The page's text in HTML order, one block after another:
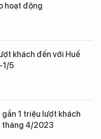
hoạt động
khách đến với Huế
1/5
1 triệu lượt khách
tháng 4/2023